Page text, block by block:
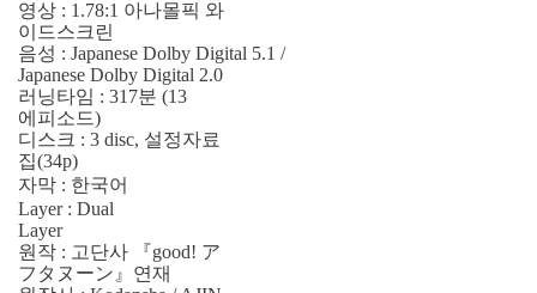
영상 : 1.78:1 아나몰픽 와
이드스크린
음성 : Japanese Dolby Digital 5.1 /
Japanese Dolby Digital 2.0
러닝타임 : 317분 (13
에피소드)
디스크 : 3 disc, 설정자료
집(34p)
자막 : 한국어
Layer : Dual
Layer
원작 : 고단사 『good! ア
フタヌーン』연재